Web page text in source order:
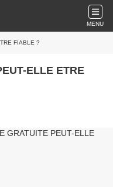
MENU
FIABLE ?
ELLE ETRE